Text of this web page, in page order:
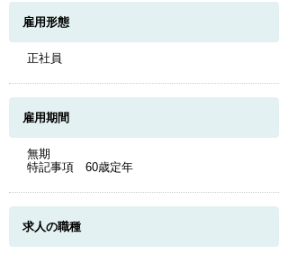
雇用形態
正社員
雇用期間
無期
特記事項 60歳定年
求人の職種